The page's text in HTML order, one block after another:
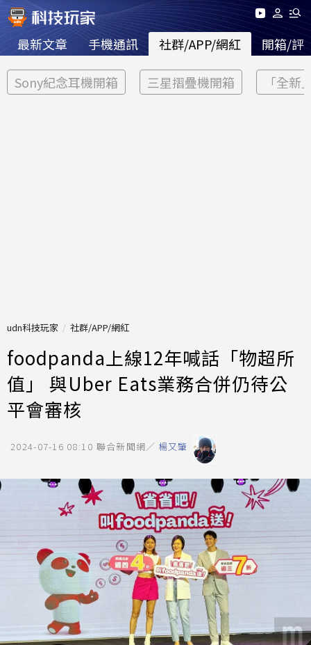
最新文章 手機通訊 社群/APP/網紅 開箱/評
Sony紀念耳機開箱 三星摺疊機開箱 「全新
udn科技玩家 社群/APP/網紅
foodpanda上線12年喊話「物超所
值」 與Uber Eats業務合併仍待公
平會審核
2024-07-16 08:10 聯合新聞網／ 楊又肇